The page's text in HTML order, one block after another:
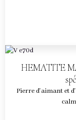
HEMATITE
Pierre d'aimant et